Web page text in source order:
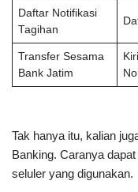
Daftar Notifikasi
Tagihan
Transfer Sesama
Bank Jatim
Tak hanya itu, kalian
Banking. Caranya
seluler yang digunakan.